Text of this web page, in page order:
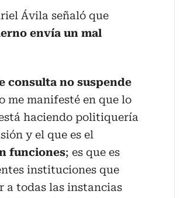
Ávila señaló que
envía un mal
consulta no suspende
me manifesté en que lo
haciendo politiquería
y el que es el
funciones; es que es
instituciones que
a todas las instancias